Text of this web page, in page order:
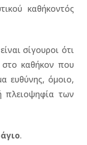
καθήκοντός
σίγουροι ότι
στο καθήκον που
ευθύνης, όμοιο,
πλειοψηφία των
.